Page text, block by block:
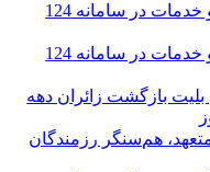
ثبت قیمت کالا و خدمات در سامانه 124
ثبت قیمت کالا و خدمات در سامانه 124
بازگشت زائران دهه
هم‌سنگر رزمندگان